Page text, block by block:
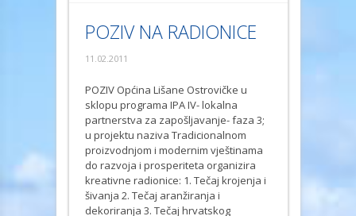
POZIV NA RADIONICE
11.02.2011
POZIV Općina Lišane Ostrovičke u
sklopu programa IPA IV- lokalna
partnerstva za zapošljavanje- faza 3;
u projektu naziva Tradicionalnom
proizvodnjom i modernim vještinama
do razvoja i prosperiteta organizira
kreativne radionice: 1. Tečaj krojenja i
šivanja 2. Tečaj aranžiranja i
dekoriranja 3. Tečaj hrvatskog